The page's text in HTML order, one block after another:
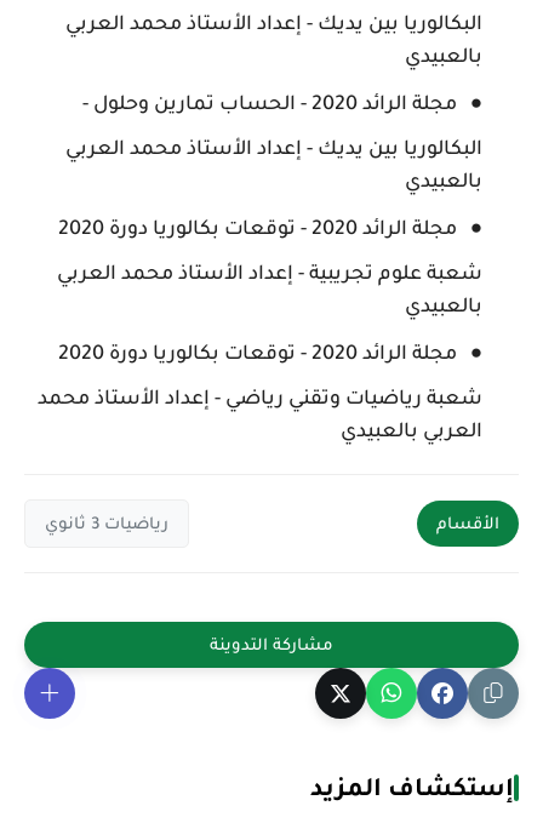
البكالوريا بين يديك - إعداد الأستاذ محمد العربي
بالعبيدي
مجلة الرائد 2020 - الحساب تمارين وحلول -
البكالوريا بين يديك - إعداد الأستاذ محمد العربي
بالعبيدي
مجلة الرائد 2020 - توقعات بكالوريا دورة 2020
شعبة علوم تجريبية - إعداد الأستاذ محمد العربي
بالعبيدي
مجلة الرائد 2020 - توقعات بكالوريا دورة 2020
شعبة رياضيات وتقني رياضي - إعداد الأستاذ محمد
العربي بالعبيدي
الأقسام رياضيات 3 ثانوي
إستكشاف المزيد